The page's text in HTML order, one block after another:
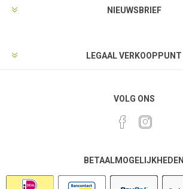
NIEUWSBRIEF
LEGAAL VERKOOPPUNT
VOLG ONS
BETAALMOGELIJKHEDEN